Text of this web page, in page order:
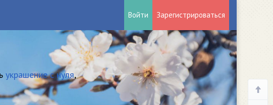
Войти Зарегистрироваться
украшение с нуля,